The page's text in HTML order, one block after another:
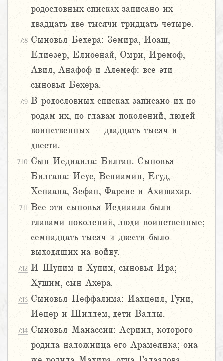
родословных списках записано их
двадцать две тысячи тридцать четыре.
7:8 Сыновья Бехера: Земира, Иоаш,
Елиезер, Елиоенай, Омри, Иремоф,
Авия, Анафоф и Алемеф: все эти
сыновья Бехера.
7:9 В родословных списках записано их по
родам их, по главам поколений, людей
воинственных – двадцать тысяч и
двести.
7:10 Сын Иедиаила: Билган. Сыновья
Билгана: Иеус, Вениамин, Егуд,
Хенаана, Зефан, Фарсис и Ахишахар.
7:11 Все эти сыновья Иедиаила были
главами поколений, люди воинственные;
семнадцать тысяч и двести было
выходящих на войну.
7:12 И Шупим и Хупим, сыновья Ира;
Хушим, сын Ахера.
7:13 Сыновья Неффалима: Иахцеил, Гуни,
Иецер и Шиллем, дети Валлы.
7:14 Сыновья Манассии: Асриил, которого
родила наложница его Арамеянка; она